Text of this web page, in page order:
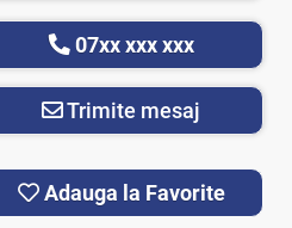
07xx xxx xxx
Trimite mesaj
Adauga la Favorite